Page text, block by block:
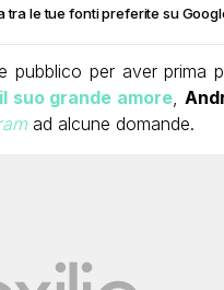
tra le tue fonti preferite su
pubblico per aver prima
il suo grande amore
ad alcune domande.